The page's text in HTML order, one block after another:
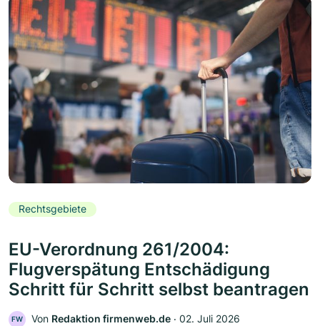
Rechtsgebiete
EU-Verordnung 261/2004:
Flugverspätung Entschädigung
Schritt für Schritt selbst beantragen
FW Von Redaktion firmenweb.de ‧ 02. Juli 2026